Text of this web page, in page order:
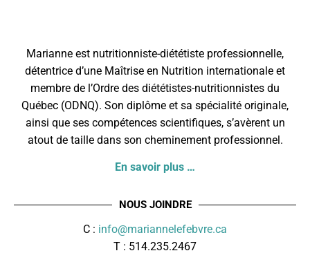
Marianne est nutritionniste-diététiste professionnelle,
détentrice d’une Maîtrise en Nutrition internationale et
membre de l’Ordre des diététistes-nutritionnistes du
Québec (ODNQ). Son diplôme et sa spécialité originale,
ainsi que ses compétences scientifiques, s’avèrent un
atout de taille dans son cheminement professionnel.
En savoir plus …
NOUS JOINDRE
C : info@mariannelefebvre.ca
T : 514.235.2467